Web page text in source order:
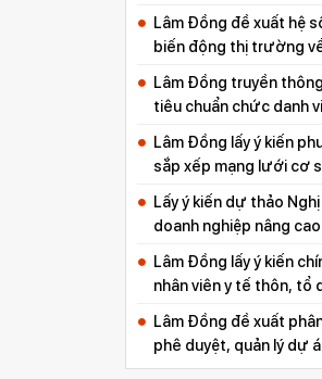
lực y tế
Lâm Đồng đề xuất hệ
biến động thị trường
đến 5,0
Lâm Đồng truyền
tiêu chuẩn chức danh
Lâm Đồng lấy ý kiến
sắp xếp mạng lưới cơ
lập
Lấy ý kiến dự thảo
doanh nghiệp nâng
lượng sản phẩm
Lâm Đồng lấy ý kiến
nhân viên y tế thôn, tổ
thôn, bản
Lâm Đồng đề xuất
phê duyệt, quản lý dự
xuất thuộc các